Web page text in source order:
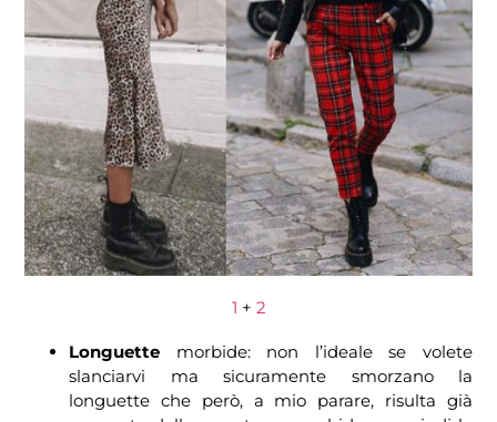
1 + 2
Longuette morbide: non l’ideale se volete
slanciarvi ma sicuramente smorzano la
longuette che però, a mio parare, risulta già